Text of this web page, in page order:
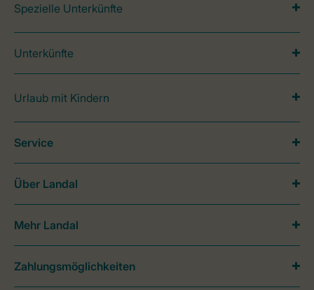
Spezielle Unterkünfte
Unterkünfte
Urlaub mit Kindern
Service
Über Landal
Mehr Landal
Zahlungsmöglichkeiten